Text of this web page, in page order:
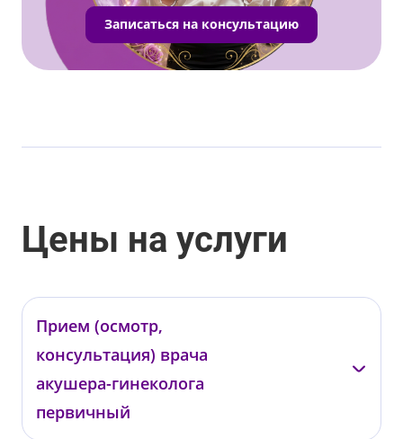
Записаться на консультацию
Цены на услуги
Прием (осмотр,
консультация) врача
акушера-гинеколога
первичный